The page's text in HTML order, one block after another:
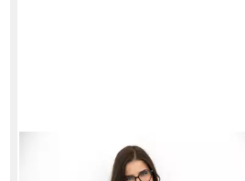
Schlüsselanhänger 2x Ausweishalter